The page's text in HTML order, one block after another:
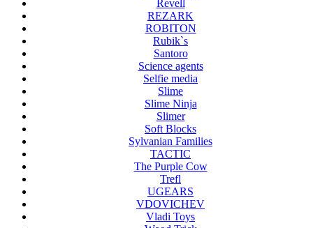
Revell
REZARK
ROBITON
Rubik`s
Santoro
Science agents
Selfie media
Slime
Slime Ninja
Slimer
Soft Blocks
Sylvanian Families
TACTIC
The Purple Cow
Trefl
UGEARS
VDOVICHEV
Vladi Toys